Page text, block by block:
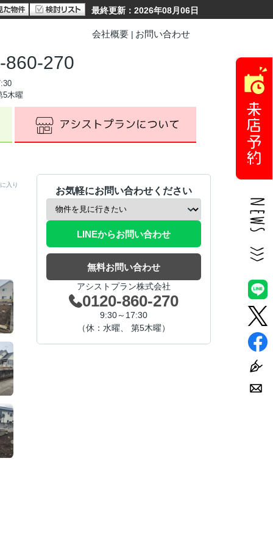
最終更新：2026年08月06日
会社概要 お問い合わせ
270
5木曜
入り
お気軽にお問い合わせください
LINEからお問い合わせ
無料お問い合わせ
アシストプラン株式会社
0120-860-270
9:30～17:30
（休：水曜、 第5木曜）